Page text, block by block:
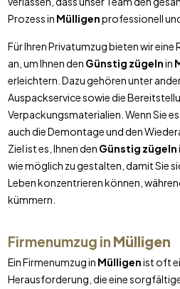
Prozess in Mülligenprofessionell
Für Ihren Privatumzug bieten wir eine
an, um Ihnen den Günstig zügelnin
erleichtern. Dazu gehören unter
Auspackservice sowie die
Verpackungsmaterialien. Wenn Sie
auch die Demontage und den
Ziel ist es, Ihnen den Günstig zügeln
wie möglich zu gestalten, damit Sie
Leben konzentrieren können,
kümmern.
Firmenumzug in Mülligen
Ein Firmenumzug in Mülligenist oft
Herausforderung, die eine